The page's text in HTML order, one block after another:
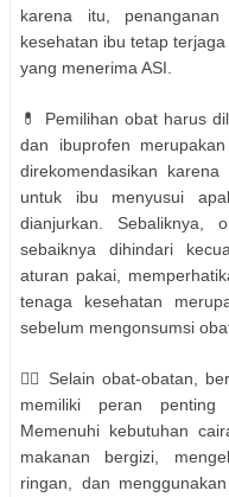
karena itu,
kesehatan ibu tetap
yang menerima ASI.
💊 Pemilihan obat harus
dan ibuprofen
direkomendasikan
untuk ibu menyusui
dianjurkan. Sebaliknya,
sebaiknya dihindari
aturan pakai,
tenaga kesehatan
sebelum mengonsumsi
👩‍⚕️ Selain obat-obatan,
memiliki peran penting
Memenuhi kebutuhan
makanan bergizi,
ringan, dan